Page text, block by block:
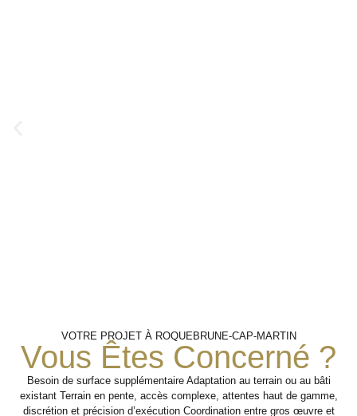
Analyse Des
Besoins
Professionnels
Identification des usages,
Travaux
D’adaptation
Réalisation des
aménagements
Finitions
Et Mise
En
Service
VOTRE PROJET À ROQUEBRUNE-CAP-MARTIN
Vous Êtes Concerné ?
Besoin de surface supplémentaire Adaptation au terrain ou au bâti
existant Terrain en pente, accès complexe, attentes haut de gamme,
discrétion et précision d’exécution Coordination entre gros œuvre et